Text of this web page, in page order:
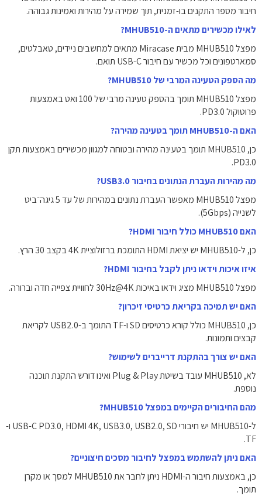
חיבור מספר התקנים בו-זמנית, תוך שמירה על מהירות ואמינות גבוהה.
לאילו מכשירים מתאים ה-MHUB510?
מפצל MHUB510 מבית Miracase מתאים למחשבים ניידים, טאבלטים,
סמארטפונים וכל מכשיר עם חיבור USB-C תואם.
מה הספק הטעינה המרבי של MHUB510?
מפצל MHUB510 תומך בהספק טעינה מרבי של 100 ואט באמצעות
פרוטוקול PD3.0.
האם ה-MHUB510 תומך בטעינה מהירה?
כן, MHUB510 תומך בטעינה מהירה ובטוחה למגוון מכשירים באמצעות תקן
PD3.0.
מה מהירות העברת הנתונים בחיבור USB3.0?
מפצל MHUB510 מאפשר העברת נתונים במהירות של עד 5 גיגה־ביט
לשנייה (5Gbps).
האם MHUB510 כולל חיבור HDMI?
כן, ל-MHUB510 יש יציאת HDMI התומכת ברזולוציית 4K בקצב 30 הרץ.
איזו איכות וידאו ניתן לקבל בחיבור HDMI?
מפצל MHUB510 מציג וידאו באיכות 4K‏@30Hz לחוויית צפייה חדה וברורה.
האם יש תמיכה בקריאת כרטיסי זיכרון?
כן, MHUB510 כולל קורא כרטיסים SD ו-TF התומך ב-USB2.0 לקריאת
קבצים ותמונות.
האם יש צורך בהתקנת דרייברים לשימוש?
לא, MHUB510 עובד בשיטת Plug & Play ואינו דורש התקנת תוכנה
נוספת.
מהם החיבורים הקיימים במפצל MHUB510?
ל-MHUB510 יש חיבורי USB-C PD3.0, HDMI 4K, USB3.0, USB2.0, SD ו-
TF.
האם ניתן להשתמש במפצל לחיבור מסכים חיצוניים?
כן, באמצעות חיבור ה-HDMI ניתן לחבר את MHUB510 למסך או מקרן
תומך.